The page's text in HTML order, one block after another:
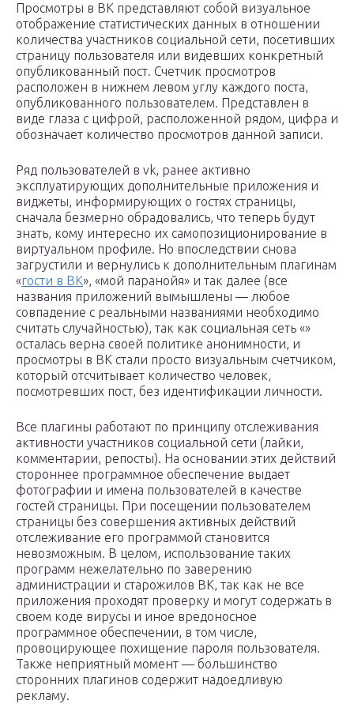
Просмотры в ВК представляют собой визуальное
отображение статистических данных в отношении
количества участников социальной сети, посетивших
страницу пользователя или видевших конкретный
опубликованный пост. Счетчик просмотров
расположен в нижнем левом углу каждого поста,
опубликованного пользователем. Представлен в
виде глаза с цифрой, расположенной рядом, цифра и
обозначает количество просмотров данной записи.
Ряд пользователей в vk, ранее активно
эксплуатирующих дополнительные приложения и
виджеты, информирующих о гостях страницы,
сначала безмерно обрадовались, что теперь будут
знать, кому интересно их самопозиционирование в
виртуальном профиле. Но впоследствии снова
загрустили и вернулись к дополнительным плагинам
«гости в ВК», «мой паранойя» и так далее (все
названия приложений вымышлены — любое
совпадение с реальными названиями необходимо
считать случайностью), так как социальная сеть «»
осталась верна своей политике анонимности, и
просмотры в ВК стали просто визуальным счетчиком,
который отсчитывает количество человек,
посмотревших пост, без идентификации личности.
Все плагины работают по принципу отслеживания
активности участников социальной сети (лайки,
комментарии, репосты). На основании этих действий
стороннее программное обеспечение выдает
фотографии и имена пользователей в качестве
гостей страницы. При посещении пользователем
страницы без совершения активных действий
отслеживание его программой становится
невозможным. В целом, использование таких
программ нежелательно по заверению
администрации и старожилов ВК, так как не все
приложения проходят проверку и могут содержать в
своем коде вирусы и иное вредоносное
программное обеспечении, в том числе,
провоцирующее похищение пароля пользователя.
Также неприятный момент — большинство
сторонних плагинов содержит надоедливую
рекламу.